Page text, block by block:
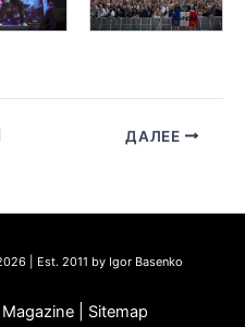
ДАЛЕЕ
| Est. 2011 by Igor Basenko
| Sitemap